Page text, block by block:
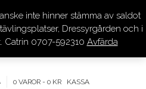
– SERVICE
0 VAROR - 0 KR KASSA
inte hinner stämma av saldot
Dressyrgården och i
0707-592310 Avfärda